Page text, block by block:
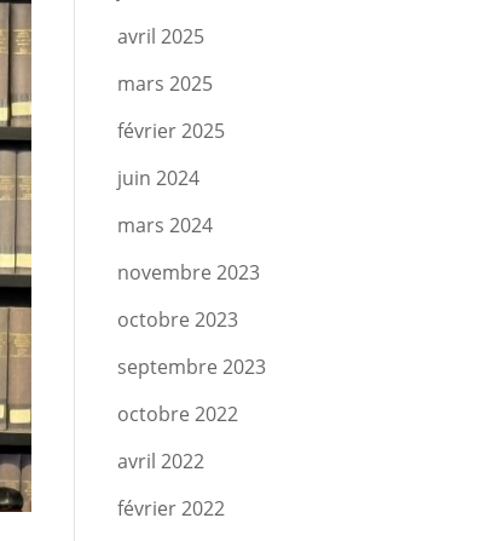
avril 2025
mars 2025
février 2025
juin 2024
mars 2024
novembre 2023
octobre 2023
septembre 2023
octobre 2022
avril 2022
février 2022